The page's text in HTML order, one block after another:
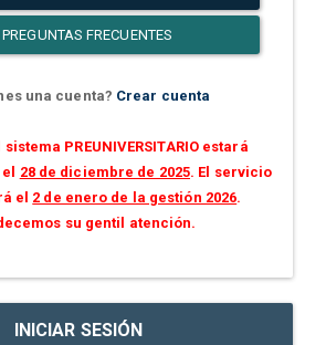
PREGUNTAS FRECUENTES
una cuenta? Crear cuenta
sistema PREUNIVERSITARIO estará
28 de diciembre de 2025. El servicio
el 2 de enero de la gestión 2026.
su gentil atención.
INICIAR SESIÓN